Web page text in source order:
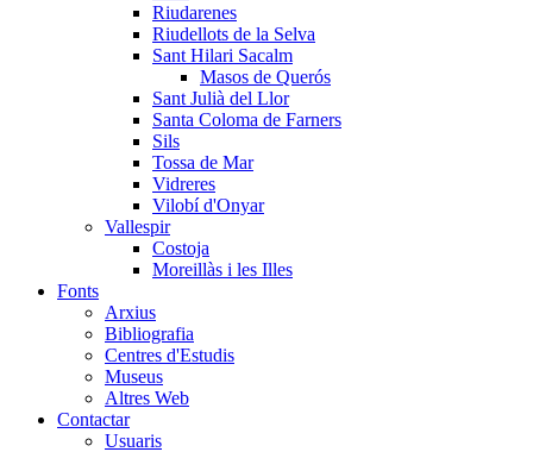
Riudarenes
Riudellots de la Selva
Sant Hilari Sacalm
Masos de Querós
Sant Julià del Llor
Santa Coloma de Farners
Sils
Tossa de Mar
Vidreres
Vilobí d'Onyar
Vallespir
Costoja
Moreillàs i les Illes
Fonts
Arxius
Bibliografia
Centres d'Estudis
Museus
Altres Web
Contactar
Usuaris